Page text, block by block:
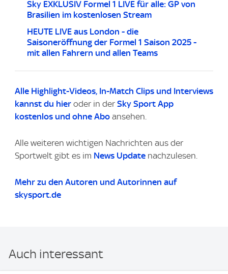
Sky EXKLUSIV Formel 1 LIVE für alle: GP von
Brasilien im kostenlosen Stream
HEUTE LIVE aus London - die
Saisoneröffnung der Formel 1 Saison 2025 -
mit allen Fahrern und allen Teams
Alle Highlight-Videos, In-Match Clips und Interviews
kannst du hier oder in der Sky Sport App
kostenlos und ohne Abo ansehen.
Alle weiteren wichtigen Nachrichten aus der
Sportwelt gibt es im News Update nachzulesen.
Mehr zu den Autoren und Autorinnen auf
skysport.de
Auch interessant